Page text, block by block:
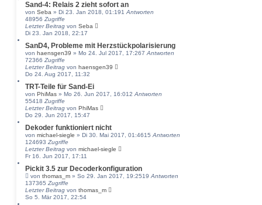
Sand-4: Relais 2 zieht sofort an
von Seba » Di 23. Jan 2018, 01:191 Antworten
48956 Zugriffe
Letzter Beitrag von Seba
Di 23. Jan 2018, 22:17
SanD4, Probleme mit Herzstückpolarisierung
von haensgen39 » Mo 24. Jul 2017, 17:267 Antworten
72366 Zugriffe
Letzter Beitrag von haensgen39
Do 24. Aug 2017, 11:32
TRT-Teile für Sand-Ei
von PhiMas » Mo 26. Jun 2017, 16:012 Antworten
55418 Zugriffe
Letzter Beitrag von PhiMas
Do 29. Jun 2017, 15:47
Dekoder funktioniert nicht
von michael-siegle » Di 30. Mai 2017, 01:4615 Antworten
124693 Zugriffe
Letzter Beitrag von michael-siegle
Fr 16. Jun 2017, 17:11
Pickit 3.5 zur Decoderkonfiguration
von thomas_m » So 29. Jan 2017, 19:2519 Antworten
137365 Zugriffe
Letzter Beitrag von thomas_m
So 5. Mär 2017, 22:54